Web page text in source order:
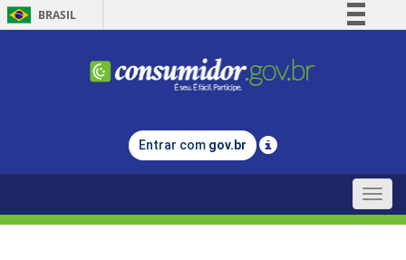
BRASIL
Comunica BR
Legislação
Entrar com gov.br
Toggle